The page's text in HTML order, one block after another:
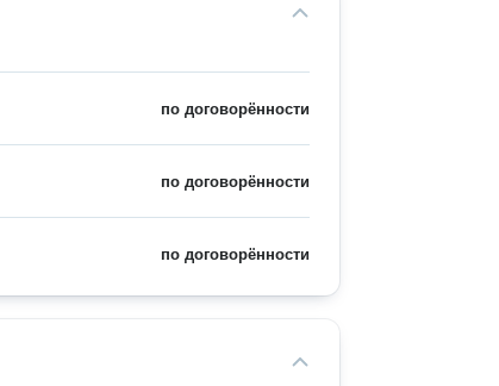
по договорённости
по договорённости
по договорённости